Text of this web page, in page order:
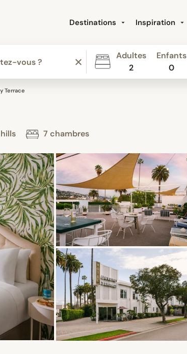
Destinations Inspiration
Adultes
2
Enfants
0
Terrace
7 chambres